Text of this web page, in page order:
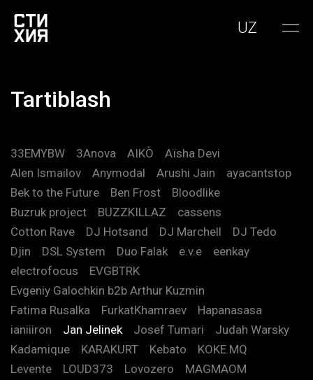
UZ
Tartiblash
33EMYBW 3Anova AIKÒ
Aïsha Devi
Alen Ismailov
Anymodal Arushi Jain
ayacantstop
Bek to the Future
Ben Frost
Bloodlike
Buzruk project
BUZZKILLAZ
cassens
Cotton Rave
DJ Hotsand DJ Marchell
DJ Tedo
Djin
DSL System Duo Falak e.v.e
eenkay
electrofocus
EVGBTRK
Evgeniy Galochkin b2b Arthur Kuzmin
Fatima Rusalka
FurkatKhamraev
Hapanasasa
ianiiiron
Jan Jelinek Josef Tumari
Judah Warsky
Kadamique
KARAKURT Kebato
KOKE.MQ
Levente
LOUD373 Lovozero
MAGMAOM